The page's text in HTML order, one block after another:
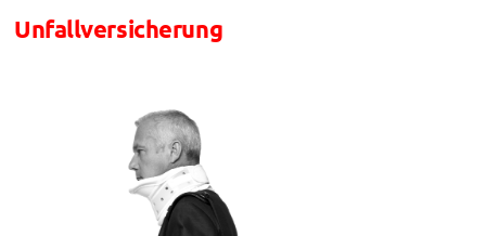
Unfallversicherung